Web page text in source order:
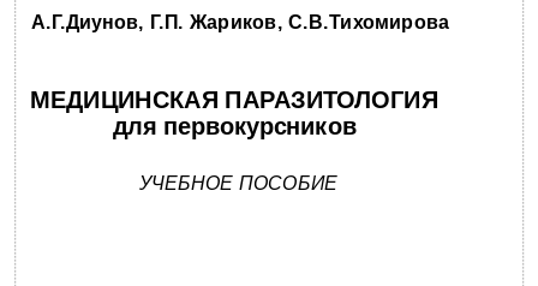
А.Г.Диунов, Г.П. Жариков, С.В.Тихомирова
МЕДИЦИНСКАЯ ПАРАЗИТОЛОГИЯ
для первокурсников
УЧЕБНОЕ ПОСОБИЕ